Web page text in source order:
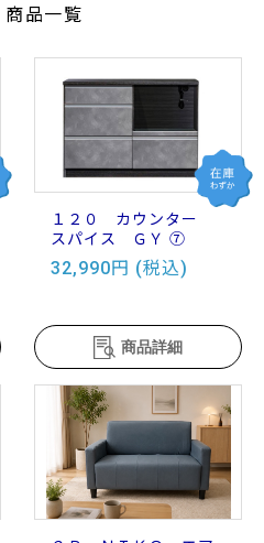
商品一覧
１２０ カウンター
スパイス ＧＹ ⑦
32,990円 (税込)
商品詳細